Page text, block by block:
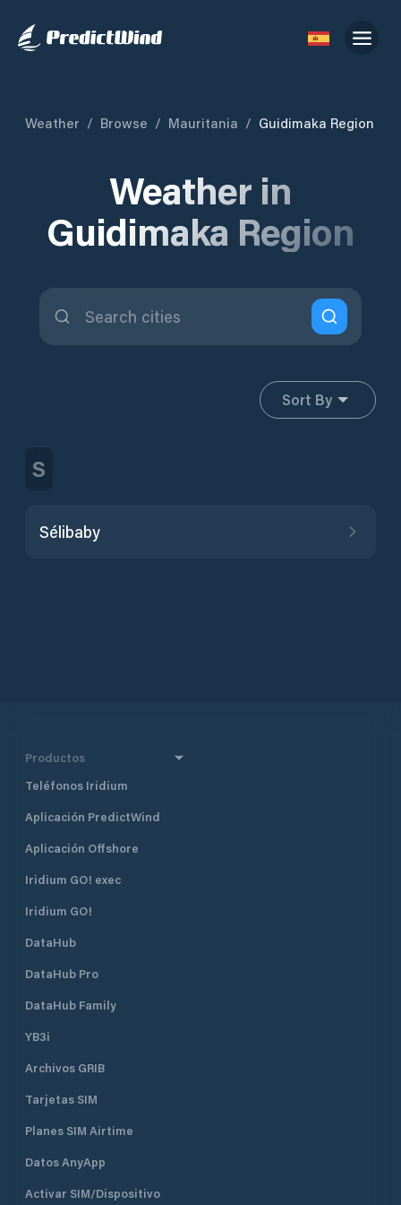
Weather / Browse / Mauritania / Guidimaka Region
Weather in
Guidimaka Region
Sort By
S
Sélibaby
Productos
Teléfonos Iridium
Aplicación PredictWind
Aplicación Offshore
Iridium GO! exec
Iridium GO!
DataHub
DataHub Pro
DataHub Family
YB3i
Archivos GRIB
Tarjetas SIM
Planes SIM Airtime
Datos AnyApp
Activar SIM/Dispositivo